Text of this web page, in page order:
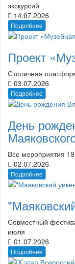
экскурсий
14.07.2026
Подробнее
Проект
Столичная
03.07.2026
Подробнее
День
Все мероприятия
02.07.2026
Подробнее
Совместный
июля
01.07.2026
Подробнее